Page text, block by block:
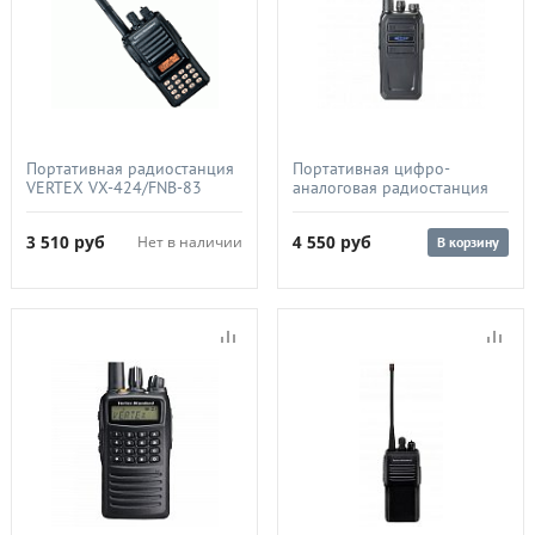
Портативная радиостанция
VERTEX VX-424/FNB-83
3 510 руб Нет в наличии
Портативная цифро-
аналоговая радиостанция
470МГц/1500мА/KBC-760
4 550 руб В корзину